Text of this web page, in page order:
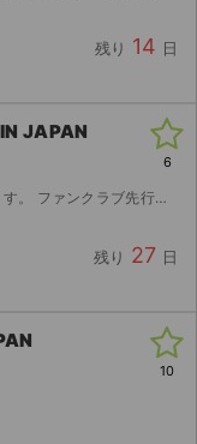
残り 14 日
JAPAN
お渡しします。 【注意事項】 公演が中止となった場合のみ、...
残り 27 日
6
10